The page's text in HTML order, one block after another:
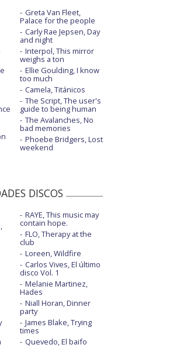
Greta Van Fleet,
Palace for the people
Carly Rae Jepsen, Day
and night
Interpol, This mirror
weighs a ton
Ellie Goulding, I know
too much
Camela, Titánicos
The Script, The user's
guide to being human
The Avalanches, No
bad memories
Phoebe Bridgers, Lost
weekend
DISCOS
RAYE, This music may
contain hope.
FLO, Therapy at the
club
Loreen, Wildfire
Carlos Vives, El último
disco Vol. 1
Melanie Martinez,
Hades
Niall Horan, Dinner
party
James Blake, Trying
times
Quevedo, El baifo